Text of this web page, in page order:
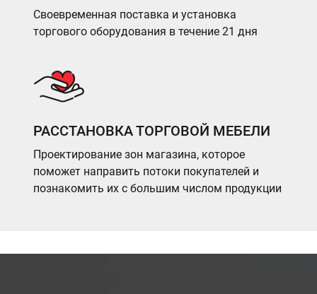
Своевременная поставка и установка
торгового оборудования в течение 21 дня
РАССТАНОВКА ТОРГОВОЙ МЕБЕЛИ
Проектирование зон магазина, которое
поможет направить потоки покупателей и
познакомить их с большим числом продукции